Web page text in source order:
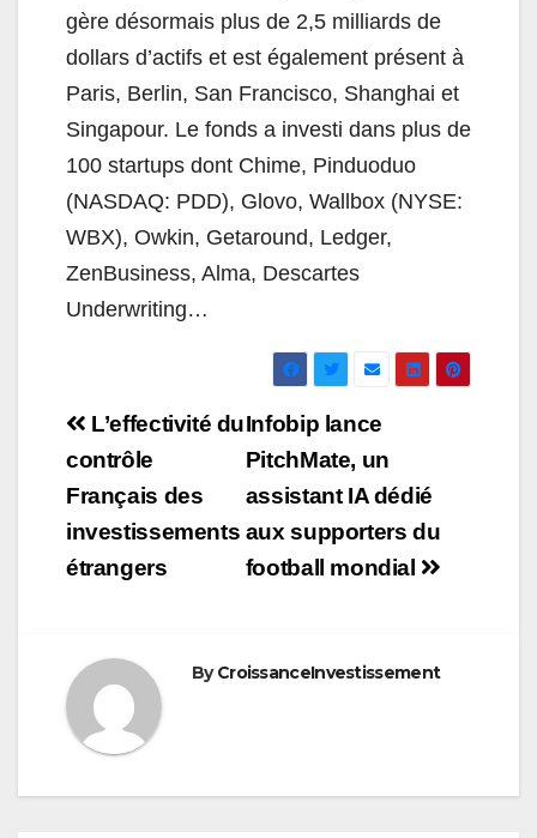
gère désormais plus de 2,5 milliards de
dollars d’actifs et est également présent à
Paris, Berlin, San Francisco, Shanghai et
Singapour. Le fonds a investi dans plus de
100 startups dont Chime, Pinduoduo
(NASDAQ: PDD), Glovo, Wallbox (NYSE:
WBX), Owkin, Getaround, Ledger,
ZenBusiness, Alma, Descartes
Underwriting…
Navigation
de
l’article
Infobip lance
PitchMate, un
assistant IA dédié
aux supporters du
football mondial
L’effectivité du
contrôle
Français des
investissements
étrangers
ByCroissanceInvestissement